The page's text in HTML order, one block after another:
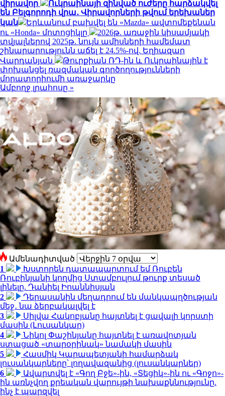
վիրավոր
Ուկրաինայի զինված ուժերը հարձակվել
են Բելգորոդի վրա․ Վիրավորների թվում երեխաներ
կան
Երևանում բախվել են «Mazda» ավտոմեքենան
ու «Honda» մոտոցիկլը
2026թ. առաջին կիսամյակի
տվյալներով 2025թ. նույն ամիսների համեմատ
շինարարությունն աճել է 24.5%-ով. Եղիազար
Վարդանյան
Թուրքիան ՌԴ-ին և Ուկրաինային է
փոխանցել ռազմական գործողությունների
մորատորիումի առաջարկը
Ամբողջ լրահոսը »
Ամենադիտված
1
Խստորեն դատապարտում եմ Ռուբեն
Ռուբինյանի կողմից Ստամբուլում թուրք տեսած
լինելը. Դանիել Իոաննիսյան
2
Դերասանին մեղադրում են մանկապղծության
մեջ․ նա ձերբակալվել է
3
Սիլվա Հակոբյանը հայտնել է ցավալի կորստի
մասին (Լուսանկար)
4
Նիկոլ Փաշինյանը հայտնել է առավոտյան
ստացած «տարօրինակ» նամակի մասին
5
Հասմիկ Կարապետյանի համարձակ
լուսանկարները՝ լողավազանից (լուսանկարներ)
6
Ավարտվել է «Գող Բջե»-ին, «Տեցիկ»-ին ու «Գոջո»-
ին առնչվող քրեական վարույթի նախաքննությունը.
ինչ է պարզվել